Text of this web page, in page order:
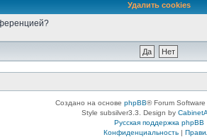
Удалить cookies
Создано на основе phpBB® Forum
Style subsilver3.3. Design by
Русская поддержка phpBB
Конфиденциальность|